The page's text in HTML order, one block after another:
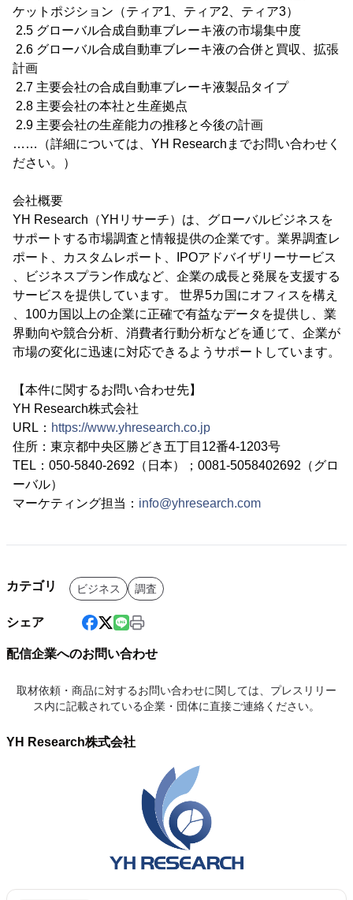
ケットポジション（ティア1、ティア2、ティア3）
2.5 グローバル合成自動車ブレーキ液の市場集中度
2.6 グローバル合成自動車ブレーキ液の合併と買収、拡張
計画
2.7 主要会社の合成自動車ブレーキ液製品タイプ
2.8 主要会社の本社と生産拠点
2.9 主要会社の生産能力の推移と今後の計画
……（詳細については、YH Researchまでお問い合わせく
ださい。）
会社概要
YH Research（YHリサーチ）は、グローバルビジネスを
サポートする市場調査と情報提供の企業です。業界調査レ
ポート、カスタムレポート、IPOアドバイザリーサービス
、ビジネスプラン作成など、企業の成長と発展を支援する
サービスを提供しています。 世界5カ国にオフィスを構え
、100カ国以上の企業に正確で有益なデータを提供し、業
界動向や競合分析、消費者行動分析などを通じて、企業が
市場の変化に迅速に対応できるようサポートしています。
【本件に関するお問い合わせ先】
YH Research株式会社
URL： https://www.yhresearch.co.jp
住所：東京都中央区勝どき五丁目12番4-1203号
TEL：050-5840-2692（日本）；0081-5058402692（グロ
ーバル）
マーケティング担当： info@yhresearch.com
カテゴリ ビジネス 調査
シェア
配信企業へのお問い合わせ
取材依頼・商品に対するお問い合わせに関しては、プレスリリー
ス内に記載されている企業・団体に直接ご連絡ください。
YH Research株式会社